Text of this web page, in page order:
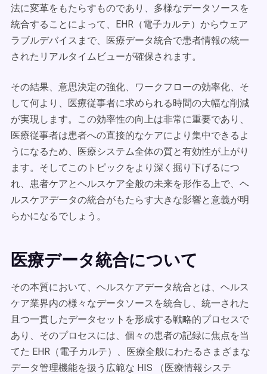
法に変革をもたらすものであり、多様なデータソースを
統合することによって、EHR（電子カルテ）からウェア
ラブルデバイスまで、医療データ統合で患者情報の統一
されたリアルタイムビューが確保されます。
その結果、意思決定の強化、ワークフローの効率化、そ
して何より、医療従事者に求められる時間の大幅な削減
が実現します。この効率性の向上は非常に重要であり、
医療従事者は患者への直接的なケアにより集中できるよ
うになるため、医療システム全体の質と有効性が上がり
ます。そしてこのトピックをより深く掘り下げるにつ
れ、患者ケアとヘルスケア全般の未来を形作る上で、ヘ
ルスケアデータの統合がもたらす大きな影響と意義が明
らかになるでしょう。
医療データ統合について
その本質において、ヘルスケアデータ統合とは、ヘルス
ケア業界内の様々なデータソースを統合し、統一された
且つ一貫したデータセットを形成する戦略的プロセスで
あり、そのプロセスには、個々の患者の記録に焦点を当
てた EHR（電子カルテ）、医療全般にわたるさまざまな
データ管理機能を扱う広範な HIS （医療情報システ